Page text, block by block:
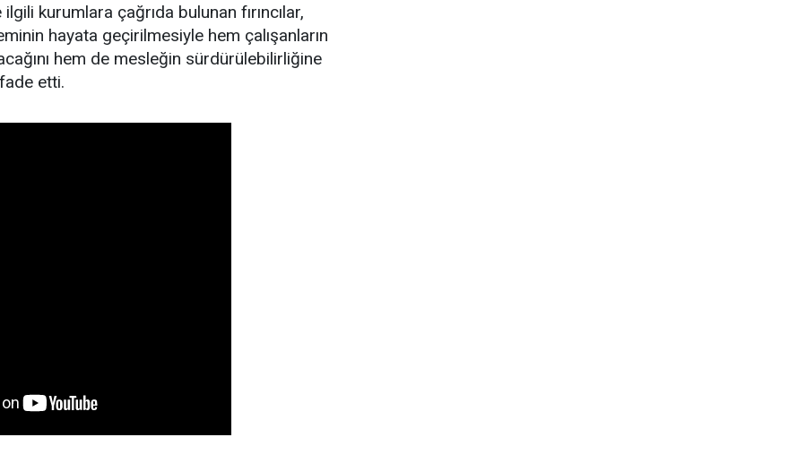
kurumlara çağrıda bulunan fırıncılar,
hayata geçirilmesiyle hem çalışanların
hem de mesleğin sürdürülebilirliğine
etti.